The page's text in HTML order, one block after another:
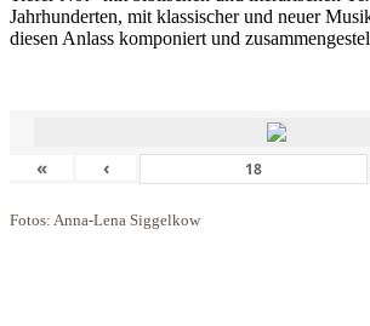
Jahrhunderten, mit klassischer und neuer
diesen Anlass komponiert und
« ‹
Fotos: Anna-Lena Siggelkow